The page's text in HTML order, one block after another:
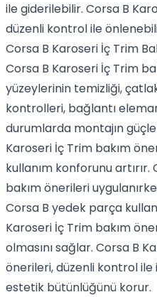
ile giderilebilir. Corsa B
düzenli kontrol ile
Corsa B Karoseri İç Trim
Corsa B Karoseri İç Trim
yüzeylerinin temizliği,
kontrolleri, bağlantı
durumlarda montajın
Karoseri İç Trim bakım
kullanım konforunu
bakım önerileri
Corsa B yedek parça
Karoseri İç Trim bakım
olmasını sağlar. Corsa B
önerileri, düzenli kontrol
estetik bütünlüğünü korur.